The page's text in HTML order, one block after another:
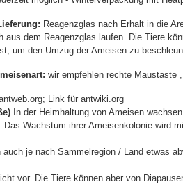
Reagenzglas nach Erhalt in die
aus dem Reagenzglas laufen. Die Tiere
um den Umzug der Ameisen zu
wir empfehlen rechte Maustaste
Link für antwiki.org
In der Heimhaltung von Ameisen
Das Wachstum ihrer Ameisenkolonie wird
auch je nach Sammelregion / Land etwas
vor. Die Tiere können aber von